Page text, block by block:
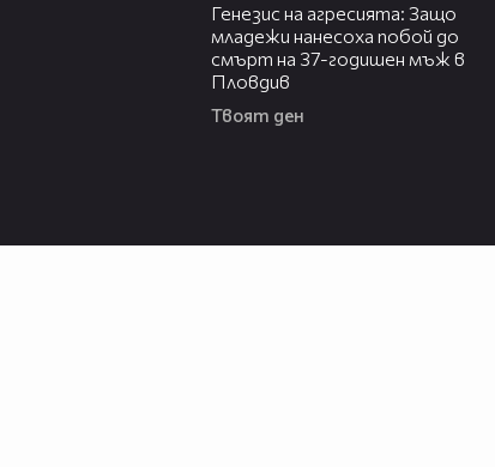
Генезис на агресията: Защо
младежи нанесоха побой до
смърт на 37-годишен мъж в
Пловдив
Твоят ден